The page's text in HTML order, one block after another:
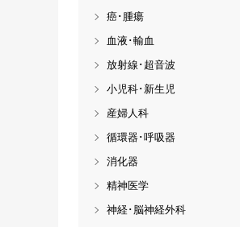
癌･腫瘍
血液･輸血
放射線･超音波
小児科･新生児
産婦人科
循環器･呼吸器
消化器
精神医学
神経･脳神経外科